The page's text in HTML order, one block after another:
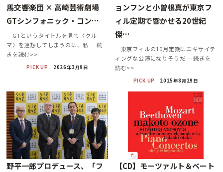
馬交響楽団 × 高崎芸術劇場
GTシンフォニック・コン…
GTというタイトルを見て〈クル
マ〉を連想してしまうのは、私 …続
きを読む>>
PICK UP 2026年3月9日
ョンフンと小曽根真が東京フ
ィル定期で響かせる20世紀
傑…
東京フィルの10月定期はエキサイテ
ィングな公演になりそうだ …続きを
読む>>
PICK UP 2025年8月29日
野平一郎プロデュース、「フ
【CD】モーツァルト＆ベート